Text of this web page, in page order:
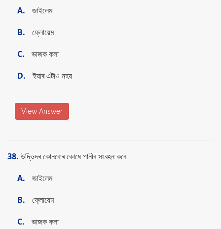
A.
জাইলেম
B.
ফ্লোয়েম
C.
ভাজক কলা
D.
ইয়াৰ এটাও নহয়
View Answer
38. উদ্ভিদৰ কোনবোৰ কোষে পানীৰ সংবহন কৰে
A.
জাইলেম
B.
ফ্লোয়েম
C.
ভাজক কলা